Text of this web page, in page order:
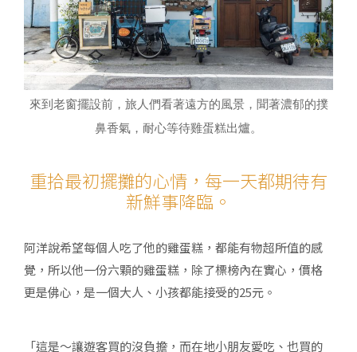
來到老窗擺設前，旅人們看著遠方的風景，聞著濃郁的撲
鼻香氣，耐心等待雞蛋糕出爐。
重拾最初擺攤的心情，每一天都期待有
新鮮事降臨。
阿洋說希望每個人吃了他的雞蛋糕，都能有物超所值的感
覺，所以他一份六顆的雞蛋糕，除了標榜內在實心，價格
更是佛心，是一個大人、小孩都能接受的25元。
「這是～讓遊客買的沒負擔，而在地小朋友愛吃、也買的